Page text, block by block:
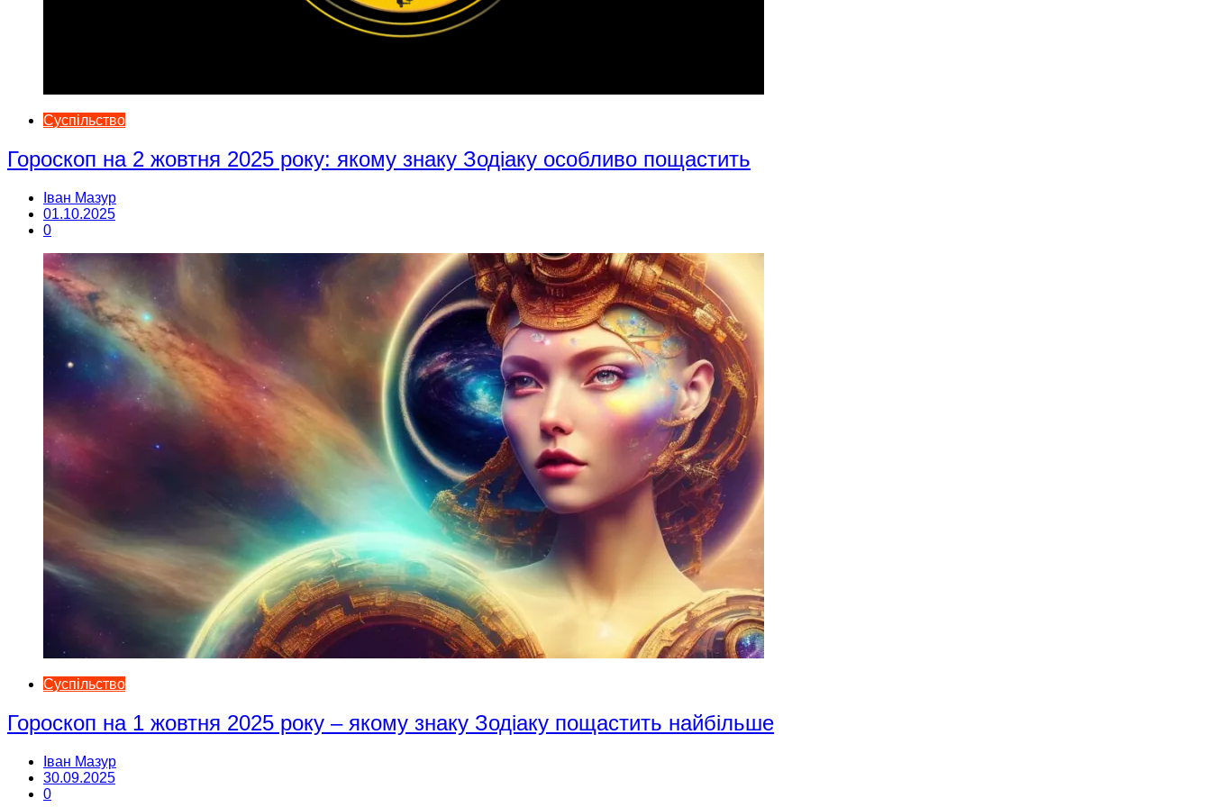
Суспільство
Гороскоп на 2 жовтня 2025 року: якому знаку Зодіаку особливо пощастить
Іван Мазур
01.10.2025
0
Суспільство
Гороскоп на 1 жовтня 2025 року – якому знаку Зодіаку пощастить найбільше
Іван Мазур
30.09.2025
0